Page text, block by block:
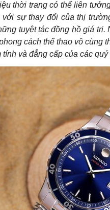
thời trang có thể liên
sự thay đổi của thị
tuyệt tác đồng hồ giá
cách thể thao vô cùng
và đẳng cấp của các